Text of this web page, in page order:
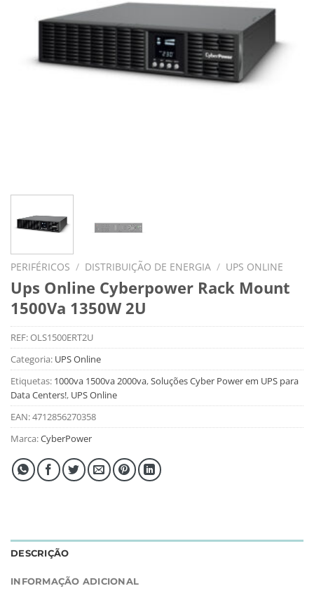
PERIFÉRICOS / DISTRIBUIÇÃO DE ENERGIA / UPS ONLINE
Ups Online Cyberpower Rack Mount
1500Va 1350W 2U
REF:OLS1500ERT2U
Categoria: UPS Online
Etiquetas: 1000va 1500va 2000va,Soluções Cyber Power em UPS para
Data Centers!, UPS Online
EAN:4712856270358
Marca:CyberPower
DESCRIÇÃO
INFORMAÇÃO ADICIONAL